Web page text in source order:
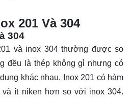
201 Và 304
304
và inox 304 thường được so
đều là thép không gỉ nhưng có
khác nhau. Inox 201 có hàm
và ít niken hơn so với inox 304.